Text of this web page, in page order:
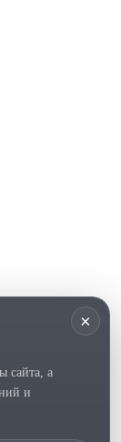
×
сайта, а
и